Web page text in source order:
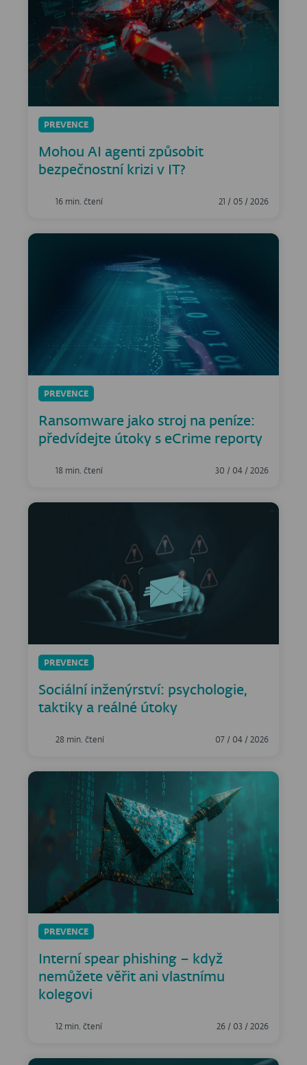
PREVENCE
Mohou AI agenti způsobit
bezpečnostní krizi v IT?
16 min. čtení 21 / 05 / 2026
PREVENCE
Ransomware jako stroj na peníze:
předvídejte útoky s eCrime reporty
18 min. čtení 30 / 04 / 2026
PREVENCE
Sociální inženýrství: psychologie,
taktiky a reálné útoky
28 min. čtení 07 / 04 / 2026
PREVENCE
Interní spear phishing – když
nemůžete věřit ani vlastnímu
kolegovi
12 min. čtení 26 / 03 / 2026